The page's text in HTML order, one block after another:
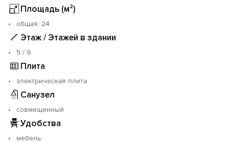
Площадь (м²)
oбщая: 24
Этаж / Этажей в здании
5 / 9
Плита
электрическая плита
Санузел
совмещенный
Удобства
мебель